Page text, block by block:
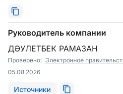
Руководитель компании
ДӘУЛЕТБЕК РАМАЗАН
Проверено: Электронное
05.08.2026
Источники